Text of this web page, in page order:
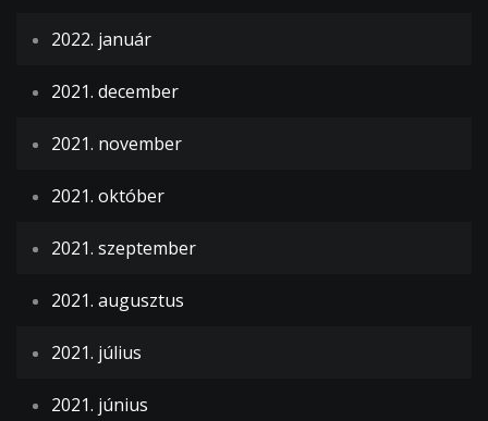
2022. január
2021. december
2021. november
2021. október
2021. szeptember
2021. augusztus
2021. július
2021. június